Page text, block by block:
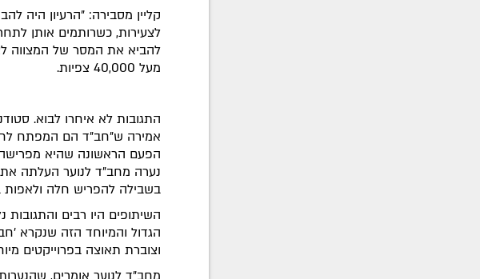
קליין מסבירה: "הרעיון היה
לצעירות, כשרותמים אותן
להביא את המסר של המצווה
מעל 40,000 צפיות.
התגובות לא איחרו לבוא.
אמירה ש"חב"ד הם המפתח
הפעם הראשונה שהיא
נערה מחב"ד לנוער העלתה
בשבילה להפריש חלה
השיתופים היו רבים
הגדול והמיוחד הזה שנקרא
וצוברת תאוצה בפרוייקטים